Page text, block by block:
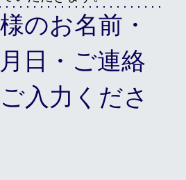
のお名前・
日・ご連絡
入力くださ